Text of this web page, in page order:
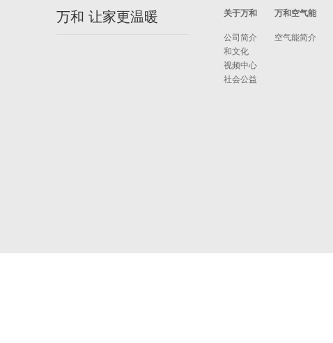
万和 让家更温暖 关于万和
公司简介
和文化
视频中心
社会公益
万和空气能
空气能简介